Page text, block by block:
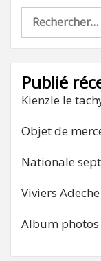
Rechercher :
Publié
Kienzle le
Objet de
Nationale
Viviers
Album photos